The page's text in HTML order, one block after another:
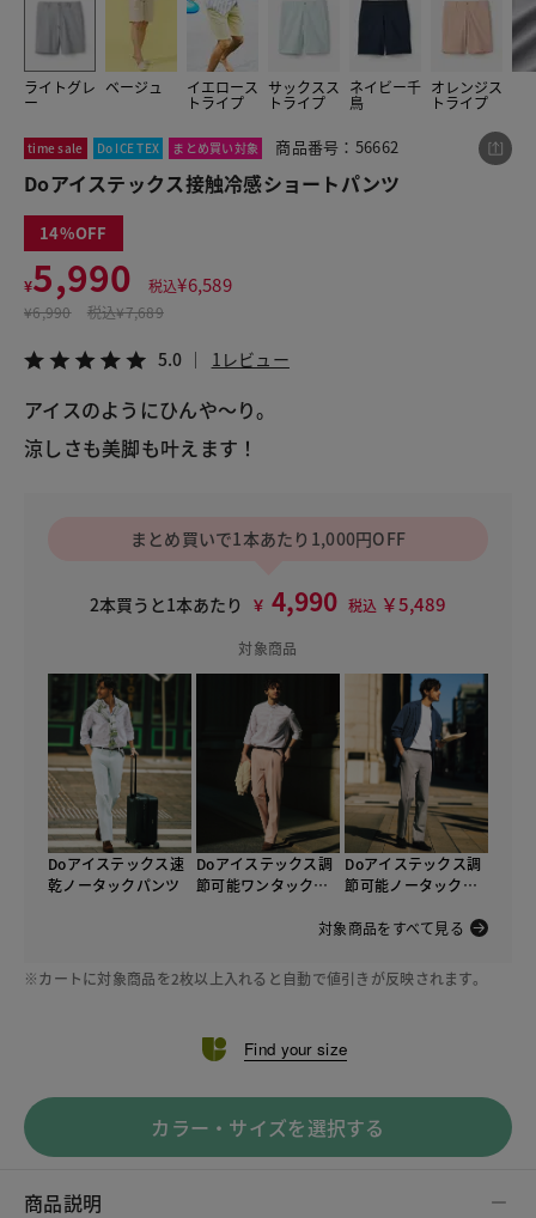
ライトグレ
ー
ベージュ イエロース
トライプ
サックスス
トライプ
ネイビー千
鳥
オレンジス
トライプ
time sale Do ICE TEX まとめ買い対象 商品番号：56662
Doアイステックス接触冷感ショートパンツ
14
¥5,990 税込¥6,589
¥6,990 税込¥7,689
5.0 1レビュー
アイスのようにひんや〜り。
涼しさも美脚も叶えます！
まとめ買いで1本あたり1,000円OFF
2本買うと1本あたり ￥ 4,990 税込 ￥5,489
対象商品
Doアイステックス速
乾ノータックパンツ
Doアイステックス調
節可能ワンタックパ
Doアイステックス調
節可能ノータックパ
対象商品をすべて見る
※カートに対象商品を2枚以上入れると自動で値引きが反映されます。
Find your size
カラー・サイズを選択する
商品説明
この商品をシェアする
Doアイステックス接触冷感ショートパンツ
¥5,990 税込¥6,589
LINE X